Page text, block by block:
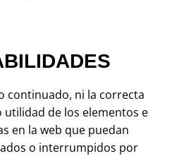
continuado, ni la correcta
utilidad de los elementos e
en la web que puedan
o interrumpidos por